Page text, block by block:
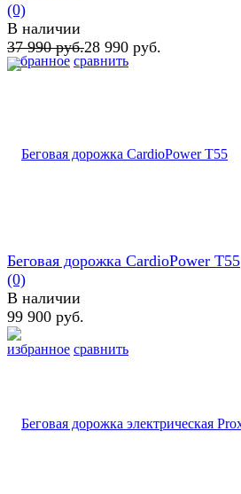
избранное сравнить
(0)
В наличии
37 990 руб.28 990 руб.
избранное сравнить
Беговая дорожка CardioPower T55
(0)
В наличии
99 900 руб.